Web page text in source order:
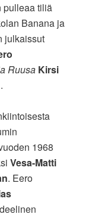
pulleaa tiliä
Banana ja
julkaissut
Ruusa Kirsi
1968
Vesa-Matti
. Eero